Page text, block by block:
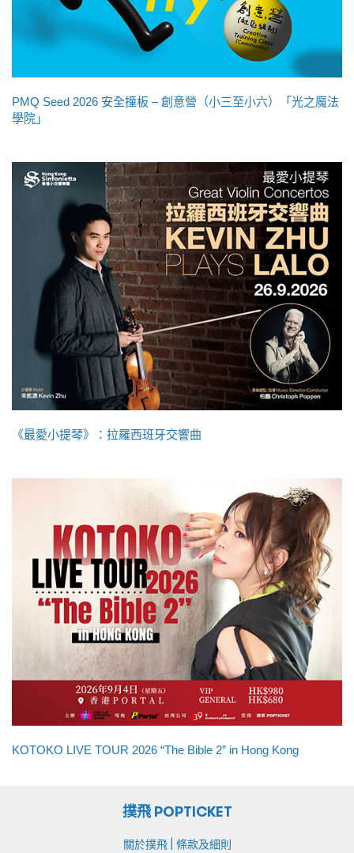
PMQ Seed 2026 安全撞板 – 創意營（小三至小六）「光之魔法
學院」
《最愛小提琴》：拉羅西班牙交響曲
KOTOKO LIVE TOUR 2026 “The Bible 2” in Hong Kong
撲飛 POPTICKET
關於撲飛| 條款及細則